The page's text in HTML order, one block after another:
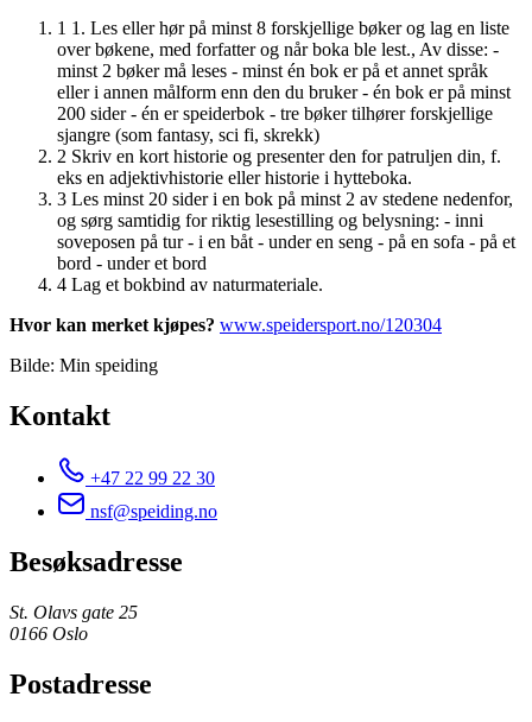
1 1. Les eller hør på minst 8 forskjellige bøker og lag en liste
over bøkene, med forfatter og når boka ble lest., Av disse: -
minst 2 bøker må leses - minst én bok er på et annet språk
eller i annen målform enn den du bruker - én bok er på minst
200 sider - én er speiderbok - tre bøker tilhører forskjellige
sjangre (som fantasy, sci fi, skrekk)
2 Skriv en kort historie og presenter den for patruljen din, f.
eks en adjektivhistorie eller historie i hytteboka.
3 Les minst 20 sider i en bok på minst 2 av stedene nedenfor,
og sørg samtidig for riktig lesestilling og belysning: - inni
soveposen på tur - i en båt - under en seng - på en sofa - på et
bord - under et bord
4 Lag et bokbind av naturmateriale.
Hvor kan merket kjøpes? www.speidersport.no/120304
Bilde: Min speiding
Kontakt
+47 22 99 22 30
nsf@speiding.no
Besøksadresse
St. Olavs gate 25
0166 Oslo
Postadresse